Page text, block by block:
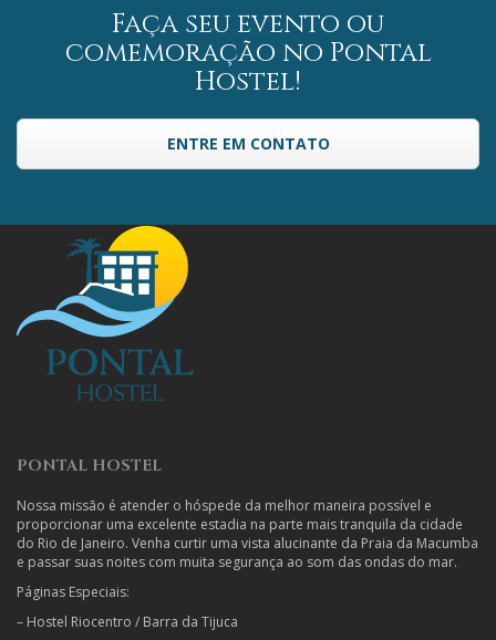
Faça seu evento ou
comemoração no Pontal
Hostel!
ENTRE EM CONTATO
PONTAL HOSTEL
Nossa missão é atender o hóspede da melhor maneira possível e
proporcionar uma excelente estadia na parte mais tranquila da cidade
do Rio de Janeiro. Venha curtir uma vista alucinante da Praia da Macumba
e passar suas noites com muita segurança ao som das ondas do mar.
Páginas Especiais:
– Hostel Riocentro / Barra da Tijuca